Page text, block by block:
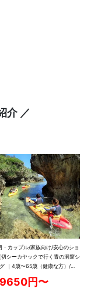
介 ／
・カップル/家族向け/安心のショ
シーカヤックで行く青の洞窟シ
｜4歳〜65歳（健康な方）/約3
時間
9650円〜